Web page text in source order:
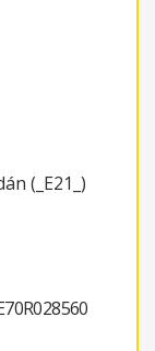
(_E21_)